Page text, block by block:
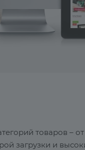
товаров –
загрузки и